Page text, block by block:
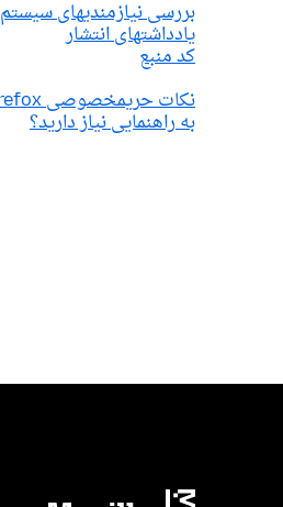
بررسی نیازمندیهای سیستم
یادداشتهای انتشار
کد منبع
نکات حریمخصوصی Firefox
به راهنمایی نیاز دارید؟